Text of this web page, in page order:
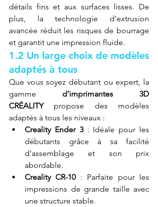
détails fins et aux surfaces lisses. De
plus, la technologie d'extrusion
avancée réduit les risques de bourrage
et garantit une impression fluide.
1.2 Un large choix de modèles
adaptés à tous
Que vous soyez débutant ou expert, la
gamme d’imprimantes 3D
CRÉALITY propose des modèles
adaptés à tous les niveaux :
Creality Ender 3 : Idéale pour les
débutants grâce à sa facilité
d'assemblage et son prix
abordable.
Creality CR-10 : Parfaite pour les
impressions de grande taille avec
une structure stable.